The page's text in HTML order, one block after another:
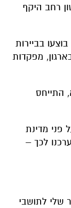
רחב היקף
בביירות
מפקדות
התייחס
פני מדינת
לכך –
שלי לתושבי